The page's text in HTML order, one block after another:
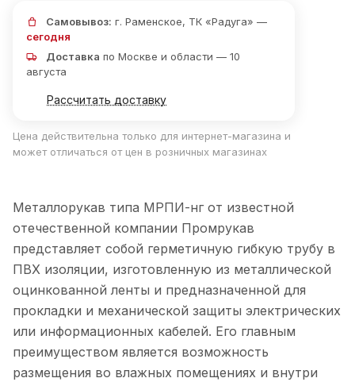
Самовывоз: г. Раменское, ТК «Радуга» —
сегодня
Доставка по Москве и области — 10
августа
Рассчитать доставку
Цена действительна только для интернет-магазина и
может отличаться от цен в розничных магазинах
Металлорукав типа МРПИ-нг от известной
отечественной компании Промрукав
представляет собой герметичную гибкую трубу в
ПВХ изоляции, изготовленную из металлической
оцинкованной ленты и предназначенной для
прокладки и механической защиты электрических
или информационных кабелей. Его главным
преимуществом является возможность
размещения во влажных помещениях и внутри